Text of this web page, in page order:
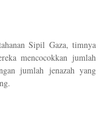
Sipil Gaza, timnya
mencocokkan jumlah
jumlah jenazah yang